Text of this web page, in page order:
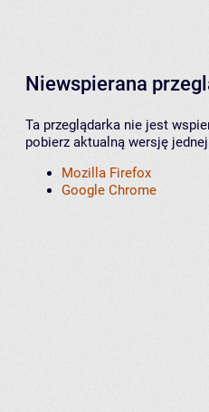
Niewspierana
Ta przeglądarka nie jest
pobierz aktualną wersję
Mozilla Firefox
Google Chrome